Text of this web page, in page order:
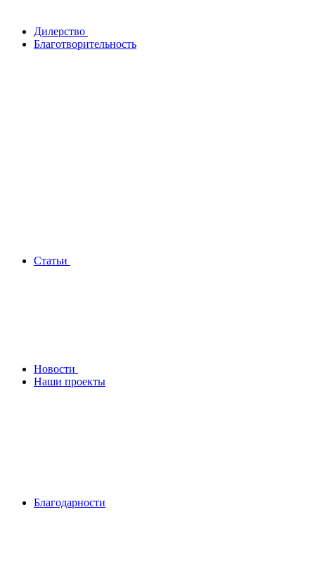
Дилерство
Благотворительность
Статьи
Новости
Наши проекты
Благодарности